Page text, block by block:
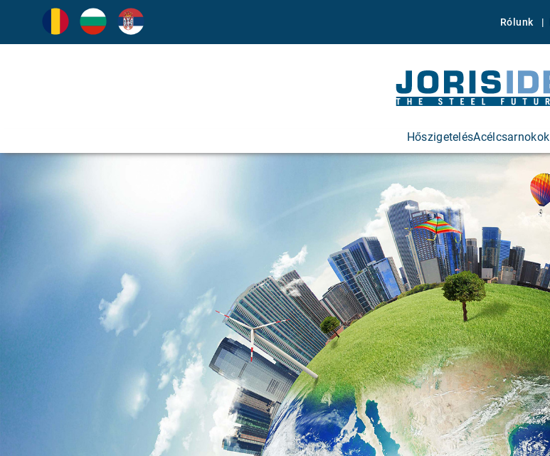
Rólunk
HőszigetelésAcélcsarnokok